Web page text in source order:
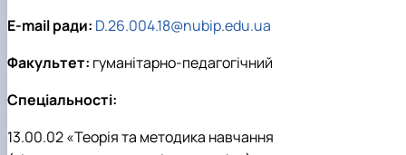
E-mail ради: D.26.004.18@nubip.edu.ua
Факультет: гуманітарно-педагогічний
Спеціальності:
13.00.02 «Теорія та методика навчання